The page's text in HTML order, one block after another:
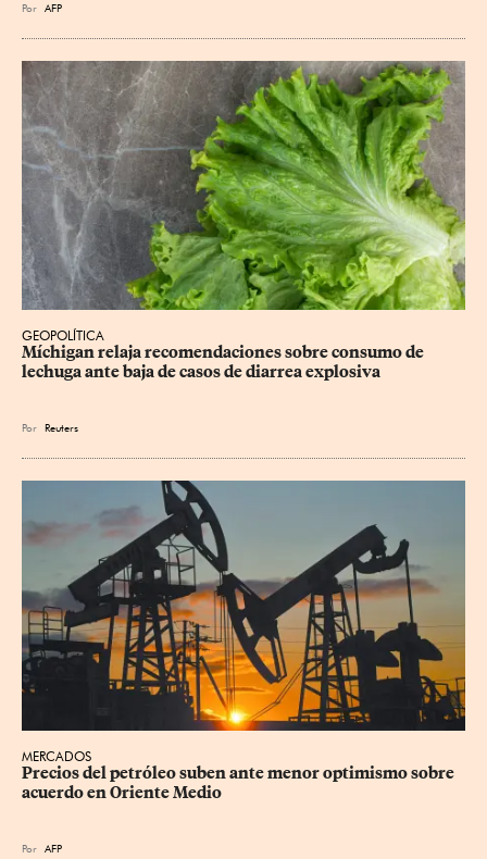
Por AFP
GEOPOLÍTICA
Míchigan relaja recomendaciones sobre consumo de
lechuga ante baja de casos de diarrea explosiva
Por Reuters
MERCADOS
Precios del petróleo suben ante menor optimismo sobre
acuerdo en Oriente Medio
Por AFP